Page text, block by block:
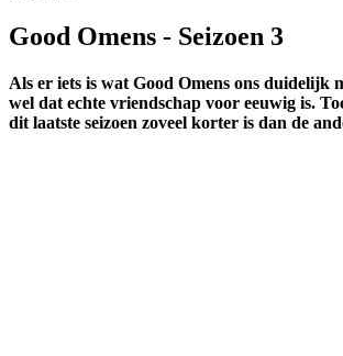
Good Omens - Seizoen 3
Als er iets is wat Good Omens ons duidelijk
wel dat echte vriendschap voor eeuwig is.
dit laatste seizoen zoveel korter is dan de